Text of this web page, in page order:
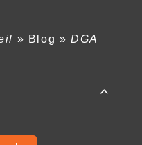
» Blog »DGA
